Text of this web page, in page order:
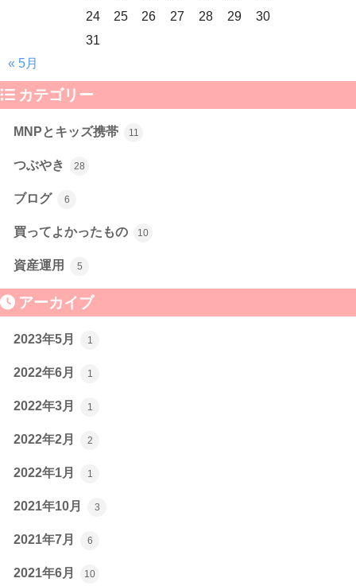
24
25 26 27 28 29
30
31
« 5月
カテゴリー
MNPとキッズ携帯 11
つぶやき 28
ブログ 6
買ってよかったもの 10
資産運用 5
アーカイブ
2023年5月 1
2022年6月 1
2022年3月 1
2022年2月 2
2022年1月 1
2021年10月 3
2021年7月 6
2021年6月 10